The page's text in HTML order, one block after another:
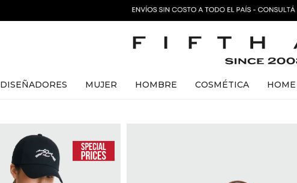
DISEÑADORES MUJER HOMBRE COSMÉTICA HOME